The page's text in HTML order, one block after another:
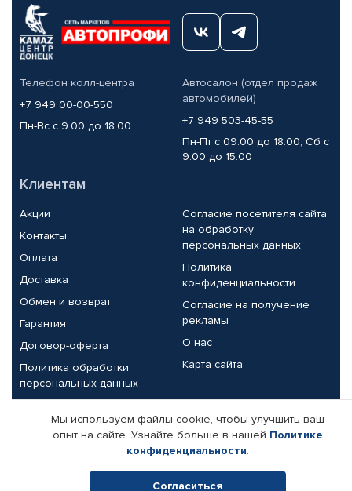
Телефон колл-центра
+7 949 00-00-550
Пн-Вс с 9.00 до 18.00
Автосалон (отдел продаж
автомобилей)
+7 949 503-45-55
Пн-Пт с 09.00 до 18.00, Сб с
9.00 до 15.00
Клиентам
Акции
Контакты
Оплата
Доставка
Обмен и возврат
Гарантия
Договор-оферта
Политика обработки
персональных данных
Согласие посетителя сайта
на обработку
персональных данных
Политика
конфиденциальности
Согласие на получение
рекламы
О нас
Карта сайта
Партнерам
Корпоративным клиентам
Поставщикам
Реквизиты компании
Мы используем файлы cookie, чтобы улучшить ваш
опыт на сайте. Узнайте больше в нашей Политике
конфиденциальности.
Согласиться